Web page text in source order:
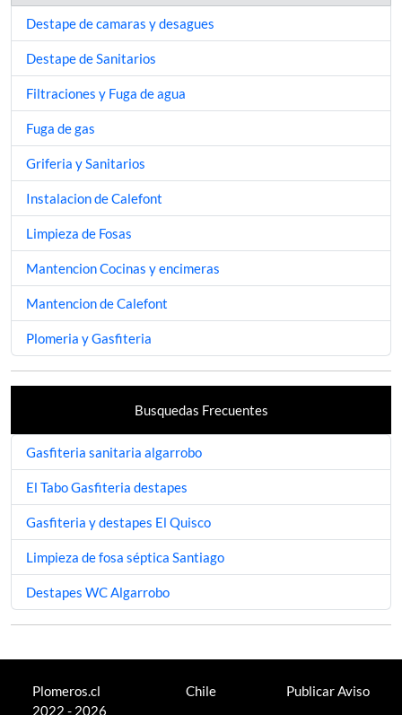
Destape de camaras y desagues
Destape de Sanitarios
Filtraciones y Fuga de agua
Fuga de gas
Griferia y Sanitarios
Instalacion de Calefont
Limpieza de Fosas
Mantencion Cocinas y encimeras
Mantencion de Calefont
Plomeria y Gasfiteria
Busquedas Frecuentes
Gasfiteria sanitaria algarrobo
El Tabo Gasfiteria destapes
Gasfiteria y destapes El Quisco
Limpieza de fosa séptica Santiago
Destapes WC Algarrobo
Plomeros.cl
2022 - 2026
Chile Publicar Aviso